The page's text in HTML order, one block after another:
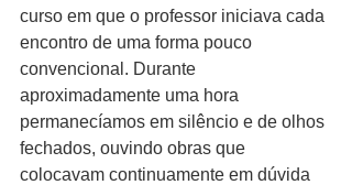
curso em que o professor iniciava cada
encontro de uma forma pouco
convencional. Durante
aproximadamente uma hora
permanecíamos em silêncio e de olhos
fechados, ouvindo obras que
colocavam continuamente em dúvida